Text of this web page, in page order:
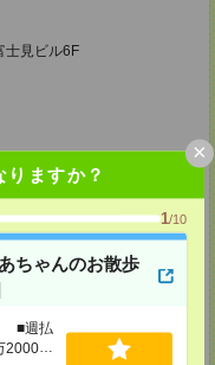
りますか？
1/10
ちゃんのお散歩
■週払
円
×
見ビル6F
号室